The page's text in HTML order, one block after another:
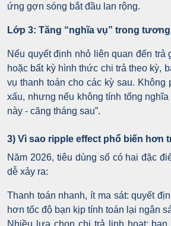
ứng gợn sóng bắt đầu lan rộng.
Lớp 3: Tăng “nghĩa vụ” trong
Nếu quyết định nhỏ liên quan đến trả
hoặc bất kỳ hình thức chi trả theo kỳ,
vụ thanh toán cho các kỳ sau. Không
xấu, nhưng nếu không tính tổng nghĩa
này - căng tháng sau”.
3) Vì sao ripple effect phổ biến hơn
Năm 2026, tiêu dùng số có hai đặc
dễ xảy ra:
Thanh toán nhanh, ít ma sát: quyết
hơn tốc độ bạn kịp tính toán lại ngân
Nhiều lựa chọn chi trả linh hoạt: